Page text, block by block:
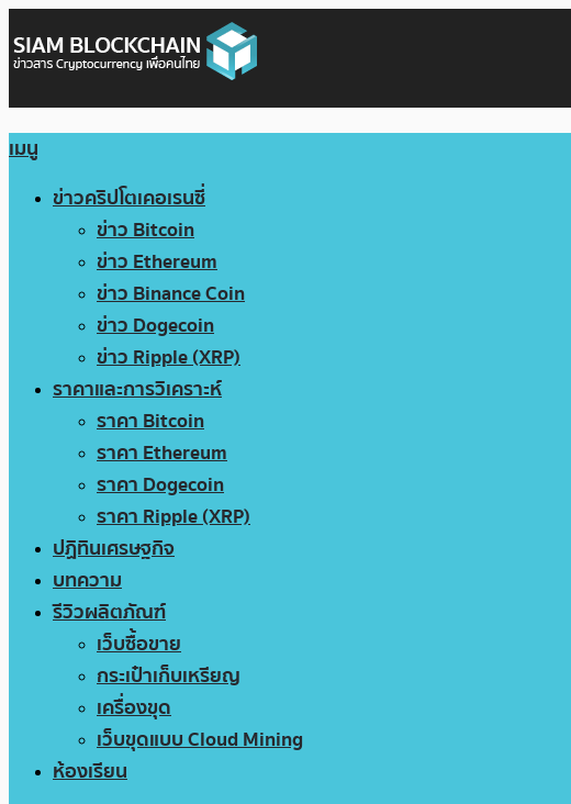
เมนู
ข่าวคริปโตเคอเรนซี่
ข่าว Bitcoin
ข่าว Ethereum
ข่าว Binance Coin
ข่าว Dogecoin
ข่าว Ripple (XRP)
ราคาและการวิเคราะห์
ราคา Bitcoin
ราคา Ethereum
ราคา Dogecoin
ราคา Ripple (XRP)
ปฏิทินเศรษฐกิจ
บทความ
รีวิวผลิตภัณฑ์
เว็บซื้อขาย
กระเป๋าเก็บเหรียญ
เครื่องขุด
เว็บขุดแบบ Cloud Mining
ห้องเรียน